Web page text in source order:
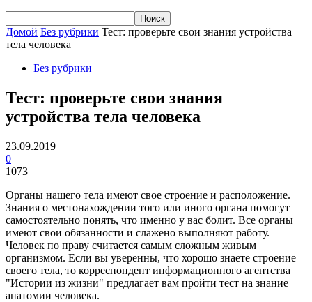
Домой Без рубрики Тест: проверьте свои знания устройства
тела человека
Без рубрики
Тест: проверьте свои знания
устройства тела человека
23.09.2019
0
1073
Органы нашего тела имеют свое строение и расположение.
Знания о местонахождении того или иного органа помогут
самостоятельно понять, что именно у вас болит. Все органы
имеют свои обязанности и слажено выполняют работу.
Человек по праву считается самым сложным живым
организмом. Если вы уверенны, что хорошо знаете строение
своего тела, то корреспондент информационного агентства
"Истории из жизни" предлагает вам пройти тест на знание
анатомии человека.